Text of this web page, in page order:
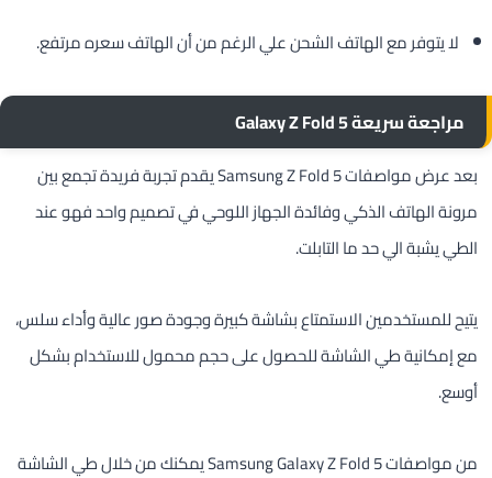
لا يتوفر مع الهاتف الشحن علي الرغم من أن الهاتف سعره مرتفع.
مراجعة سريعة Galaxy Z Fold 5
بعد عرض مواصفات Samsung Z Fold 5 يقدم تجربة فريدة تجمع بين
مرونة الهاتف الذكي وفائدة الجهاز اللوحي في تصميم واحد فهو عند
الطي يشبة الي حد ما التابلت.
يتيح للمستخدمين الاستمتاع بشاشة كبيرة وجودة صور عالية وأداء سلس،
مع إمكانية طي الشاشة للحصول على حجم محمول للاستخدام بشكل
أوسع.
من مواصفات Samsung Galaxy Z Fold 5 يمكنك من خلال طي الشاشة